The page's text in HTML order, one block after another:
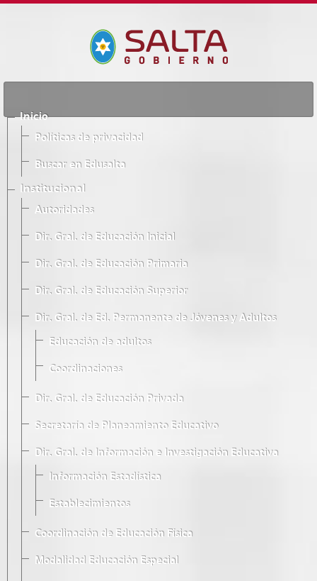
Inicio
Políticas de privacidad
Buscar en Edusalta
Institucional
Autoridades
Dir. Gral. de Educación Inicial
Dir. Gral. de Educación Primaria
Dir. Gral. de Educación Superior
Dir. Gral. de Ed. Permanente de Jóvenes y Adultos
Educación de adultos
Coordinaciones
Dir. Gral. de Educación Privada
Secretaría de Planeamiento Educativo
Dir. Gral. de Información e Investigación Educativa
Información Estadística
Establecimientos
Coordinación de Educación Física
Modalidad Educación Especial